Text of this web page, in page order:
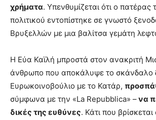
χρήματα. Υπενθυμίζεται ότι ο
πολιτικού εντοπίστηκε σε γνωστό
Βρυξελλών με μια βαλίτσα γεμάτη
Η Εύα Καϊλή μπροστά στον ανακριτή
άνθρωπο που αποκάλυψε το σκάνδαλο
Ευρωκοινοβούλιο με το Κατάρ,
σύμφωνα με την «La Repubblica» –να
δικές της ευθύνες. Κάτι που